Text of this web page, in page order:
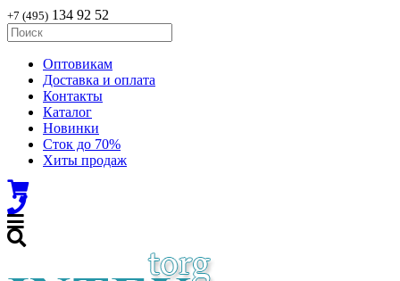
+7 (495) 134 92 52
Оптовикам
Доставка и оплата
Контакты
Каталог
Новинки
Сток до 70%
Хиты продаж